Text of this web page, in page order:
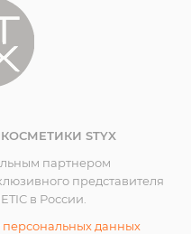
STYX
партнером
представителя
в России.
данных